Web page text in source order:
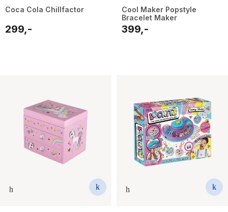
Coca Cola Chillfactor
299,-
Cool Maker Popstyle
Bracelet Maker
399,-